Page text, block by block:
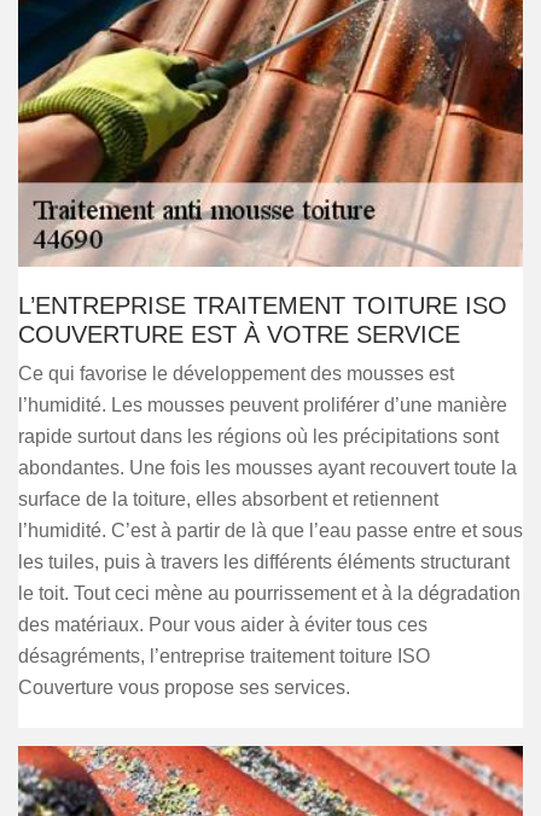
L’ENTREPRISE TRAITEMENT TOITURE ISO
COUVERTURE EST À VOTRE SERVICE
Ce qui favorise le développement des mousses est
l’humidité. Les mousses peuvent proliférer d’une manière
rapide surtout dans les régions où les précipitations sont
abondantes. Une fois les mousses ayant recouvert toute la
surface de la toiture, elles absorbent et retiennent
l’humidité. C’est à partir de là que l’eau passe entre et sous
les tuiles, puis à travers les différents éléments structurant
le toit. Tout ceci mène au pourrissement et à la dégradation
des matériaux. Pour vous aider à éviter tous ces
désagréments, l’entreprise traitement toiture ISO
Couverture vous propose ses services.